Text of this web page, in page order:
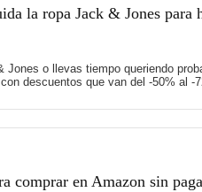
la ropa Jack & Jones para
Jones o llevas tiempo queriendo
descuentos que van del -50% al -
comprar en Amazon sin